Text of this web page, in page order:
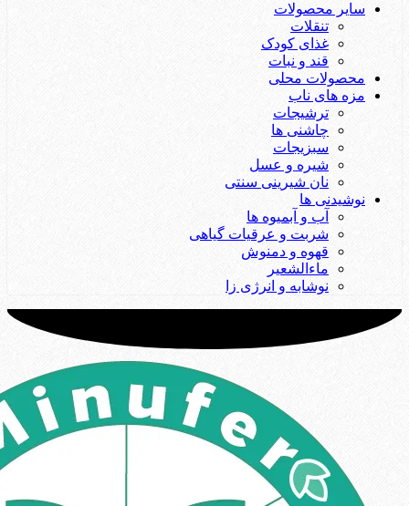
سایر محصولات
تنقلات
غذای کودک
قند و نبات
محصولات محلی
مزه های ناب
ترشیجات
چاشنی ها
سبزیجات
شیره و عسل
نان شیرینی سنتی
نوشیدنی ها
آب و آبمیوه ها
شربت و عرقیات گیاهی
قهوه و دمنوش
ماءالشعیر
نوشابه و انرژی زا